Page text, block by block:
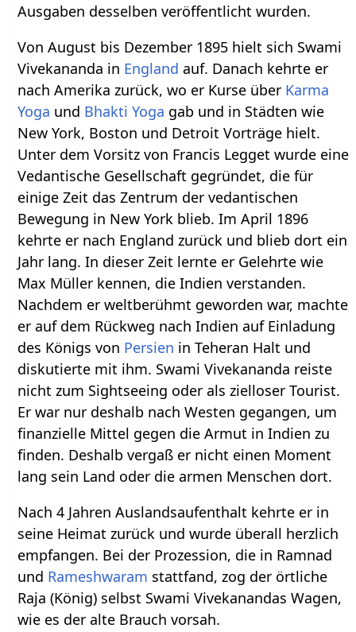
Ausgaben desselben veröffentlicht wurden.
Von August bis Dezember 1895 hielt sich Swami
Vivekananda in England auf. Danach kehrte er
nach Amerika zurück, wo er Kurse über Karma
Yoga und Bhakti Yoga gab und in Städten wie
New York, Boston und Detroit Vorträge hielt.
Unter dem Vorsitz von Francis Legget wurde eine
Vedantische Gesellschaft gegründet, die für
einige Zeit das Zentrum der vedantischen
Bewegung in New York blieb. Im April 1896
kehrte er nach England zurück und blieb dort ein
Jahr lang. In dieser Zeit lernte er Gelehrte wie
Max Müller kennen, die Indien verstanden.
Nachdem er weltberühmt geworden war, machte
er auf dem Rückweg nach Indien auf Einladung
des Königs von Persien in Teheran Halt und
diskutierte mit ihm. Swami Vivekananda reiste
nicht zum Sightseeing oder als zielloser Tourist.
Er war nur deshalb nach Westen gegangen, um
finanzielle Mittel gegen die Armut in Indien zu
finden. Deshalb vergaß er nicht einen Moment
lang sein Land oder die armen Menschen dort.
Nach 4 Jahren Auslandsaufenthalt kehrte er in
seine Heimat zurück und wurde überall herzlich
empfangen. Bei der Prozession, die in Ramnad
und Rameshwaram stattfand, zog der örtliche
Raja (König) selbst Swami Vivekanandas Wagen,
wie es der alte Brauch vorsah.